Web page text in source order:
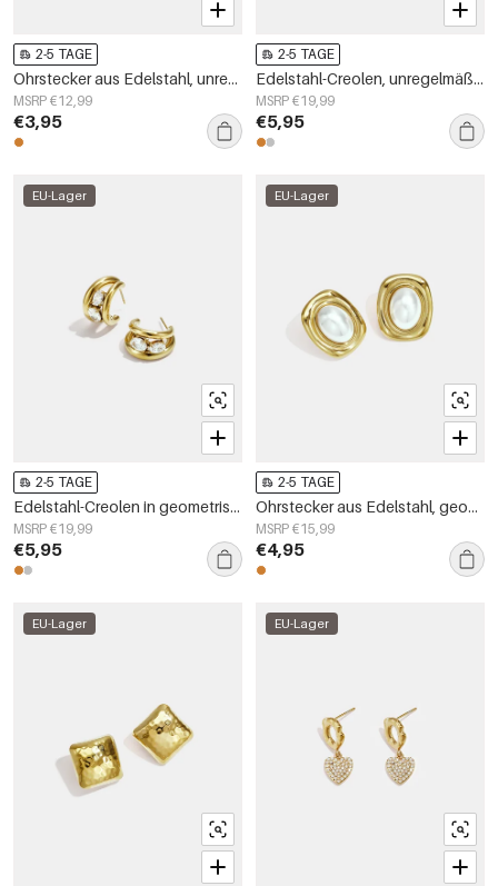
2-5 TAGE
Ohrstecker aus Edelstahl, unregelmäßige Form, schlichte Alltags-Serie, Damenschmuck
MSRP €12,99
€3,95
2-5 TAGE
Edelstahl-Creolen, unregelmäßige Form, schlichte Alltags-Serie, Damenschmuck
MSRP €19,99
€5,95
EU-Lager
2-5 TAGE
Edelstahl-Creolen in geometrischer Form, schlichte Alltags-Serie, Damenschmuck
MSRP €19,99
€5,95
EU-Lager
2-5 TAGE
Ohrstecker aus Edelstahl, geometrische Form, schlichte Alltags-Serie, Damenschmuck
MSRP €15,99
€4,95
EU-Lager EU-Lager